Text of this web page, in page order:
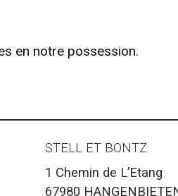
en notre possession.
STELL ET BONTZ
1 Chemin de L’Etang
67980